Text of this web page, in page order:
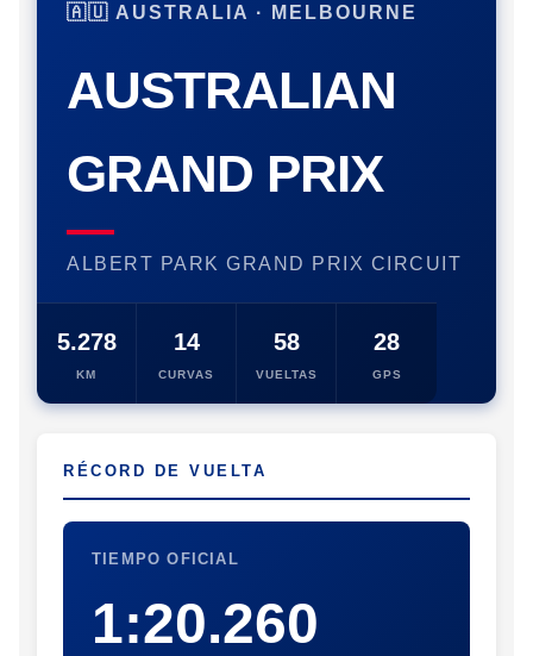
🇦🇺 AUSTRALIA · MELBOURNE
AUSTRALIAN
GRAND PRIX
ALBERT PARK GRAND PRIX CIRCUIT
5.278
KM
14
CURVAS
58
VUELTAS
28
GPS
RÉCORD DE VUELTA
TIEMPO OFICIAL
1:20.260